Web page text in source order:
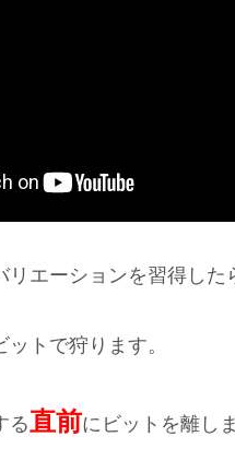
エーションを習得した
トで狩ります。
る直前にビットを離し